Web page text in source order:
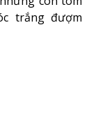
trắng đượm